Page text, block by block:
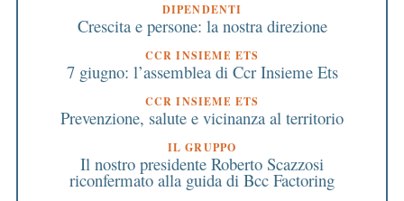
DIPENDENTI
Crescita e persone: la nostra direzione
CCR INSIEME ETS
7 giugno: l’assemblea di Ccr Insieme Ets
CCR INSIEME ETS
Prevenzione, salute e vicinanza al territorio
IL GRUPPO
Il nostro presidente Roberto Scazzosi
riconfermato alla guida di Bcc Factoring